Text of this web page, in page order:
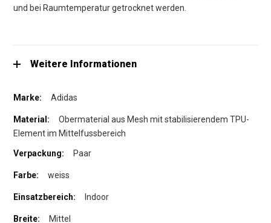
und bei Raumtemperatur getrocknet werden.
Weitere Informationen
Adidas
Obermaterial aus Mesh mit stabilisierendem TPU-
Element im Mittelfussbereich
Paar
weiss
Indoor
Mittel